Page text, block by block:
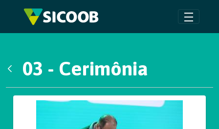
Pular para o Conteúdo principal
03 - Cerimônia
Galeria de Mídias